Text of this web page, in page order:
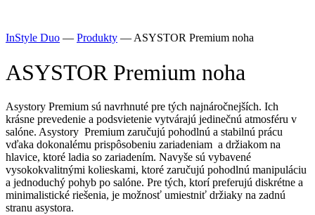
InStyle Duo — Produkty — ASYSTOR Premium noha
ASYSTOR Premium noha
Asystory Premium sú navrhnuté pre tých najnáročnejších. Ich
krásne prevedenie a podsvietenie vytvárajú jedinečnú atmosféru v
salóne. Asystory Premium zaručujú pohodlnú a stabilnú prácu
vďaka dokonalému prispôsobeniu zariadeniam a držiakom na
hlavice, ktoré ladia so zariadením. Navyše sú vybavené
vysokokvalitnými kolieskami, ktoré zaručujú pohodlnú manipuláciu
a jednoduchý pohyb po salóne. Pre tých, ktorí preferujú diskrétne a
minimalistické riešenia, je možnosť umiestniť držiaky na zadnú
stranu asystora.